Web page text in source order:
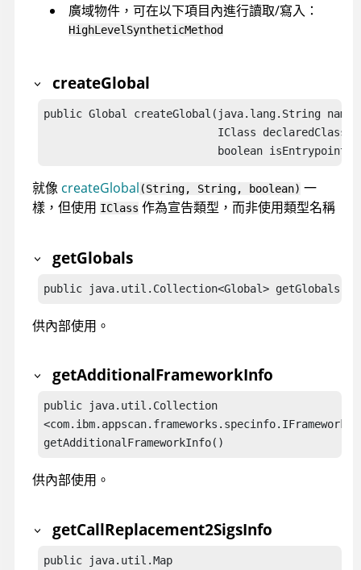
廣域物件，可在以下項目內進行讀取/寫入：
HighLevelSyntheticMethod
createGlobal
public Global createGlobal(java.lang.String name,
                           IClass declaredClass,
boolean
就像 createGlobal (String, String, boolean) 一
樣，但使用 IClass 作為宣告類型，而非使用類型名稱
getGlobals
public java.util.Collection<Global> getGlobals()
供內部使用。
getAdditionalFrameworkInfo
public java.util.Collection
getAdditionalFrameworkInfo()
供內部使用。
getCallReplacement2SigsInfo
public java.util.Map